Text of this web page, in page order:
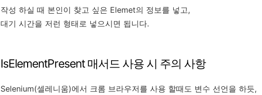
작성 하실 때 본인이 찾고 싶은 Elemet의 정보를 넣고,
대기 시간을 저런 형태로 넣으시면 됩니다.
IsElementPresent 매서드 사용 시 주의 사항
Selenium(셀레니움)에서 크롬 브라우저를 사용 할때도 변수 선언을 하듯,